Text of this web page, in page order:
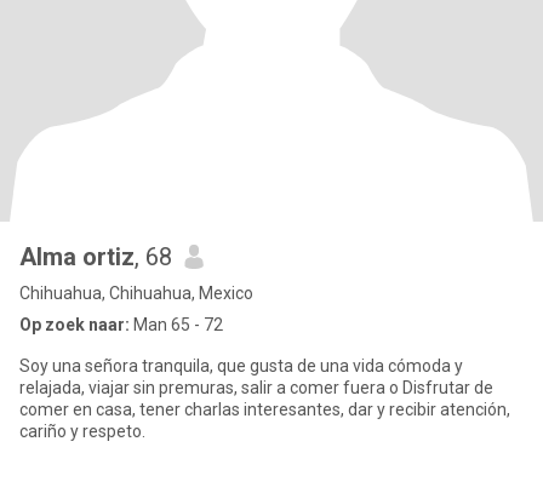
Alma ortiz, 68
Chihuahua, Chihuahua, Mexico
Op zoek naar: Man 65 - 72
Soy una señora tranquila, que gusta de una vida cómoda y
relajada, viajar sin premuras, salir a comer fuera o Disfrutar de
comer en casa, tener charlas interesantes, dar y recibir atención,
cariño y respeto.